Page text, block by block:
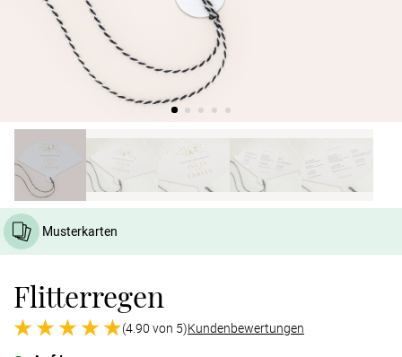
Musterkarten
Flitterregen
(4.90 von 5)Kundenbewertungen